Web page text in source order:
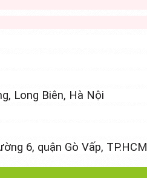
Long Biên, Hà Nội
6, quận Gò Vấp, TP.HCM